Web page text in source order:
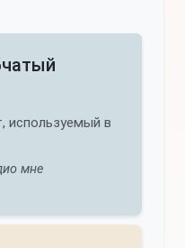
используемый в
мне